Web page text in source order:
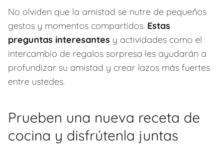
No olviden que la amistad se nutre de pequeños
gestos y momentos compartidos. Estas
preguntas interesantes y actividades como el
intercambio de regalos sorpresa les ayudarán a
profundizar su amistad y crear lazos más fuertes
entre ustedes.
Prueben una nueva receta de
cocina y disfrútenla juntas